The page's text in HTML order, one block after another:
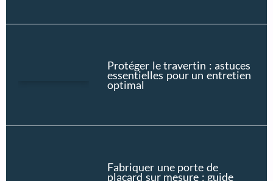
Protéger le travertin : astuces
essentielles pour un entretien
optimal
Fabriquer une porte de
placard sur mesure : guide